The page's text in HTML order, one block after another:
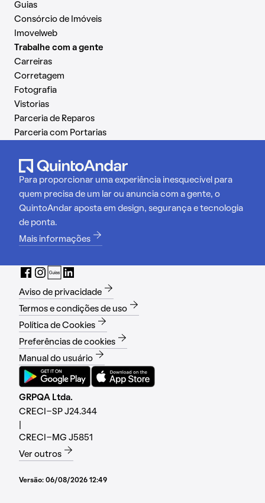
Guias
Consórcio de Imóveis
Imovelweb
Trabalhe com a gente
Carreiras
Corretagem
Fotografia
Vistorias
Parceria de Reparos
Parceria com Portarias
Para proporcionar uma experiência inesquecível para
quem precisa de um lar ou anuncia com a gente, o
QuintoAndar aposta em design, segurança e tecnologia
de ponta.
Mais informações
Aviso de privacidade
Termos e condições de uso
Política de Cookies
Preferências de cookies
Manual do usuário
GRPQA Ltda.
CRECI-SP J24.344
CRECI-MG J5851
Ver outros
Versão: 06/08/2026 12:49